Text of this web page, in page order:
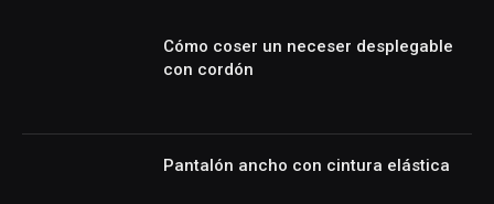
Cómo coser un neceser desplegable
con cordón
Pantalón ancho con cintura elástica